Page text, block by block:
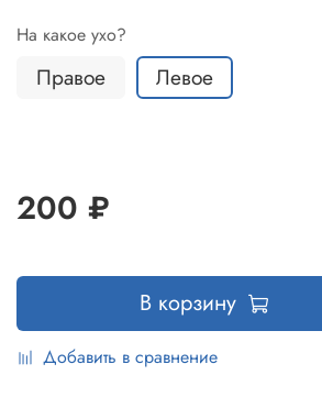
На какое ухо?
Правое Левое
200 ₽
В корзину
Добавить в сравнение